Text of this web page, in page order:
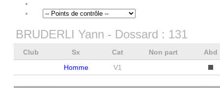
BRUDERLI Yann - Dossard : 131
Club Sx Cat Non part
Abd
Homme
V1